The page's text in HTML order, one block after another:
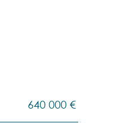
640 000 €